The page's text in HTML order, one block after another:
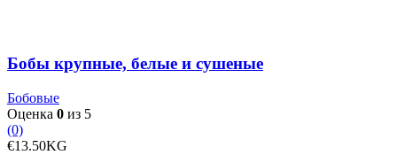
Бобы крупные, белые и сушеные
Бобовые
Оценка 0 из 5
(0)
€13.50KG